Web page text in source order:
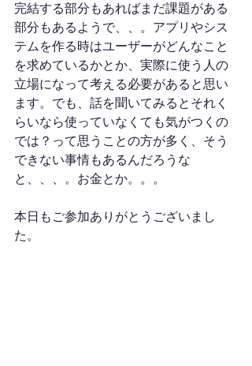
完結する部分もあればまだ課題がある
部分もあるようで、、。アプリやシス
テムを作る時はユーザーがどんなこと
を求めているかとか、実際に使う人の
立場になって考える必要があると思い
ます。でも、話を聞いてみるとそれく
らいなら使っていなくても気がつくの
では？って思うことの方が多く、そう
できない事情もあるんだろうな
と、、、。お金とか。。。
本日もご参加ありがとうございまし
た。